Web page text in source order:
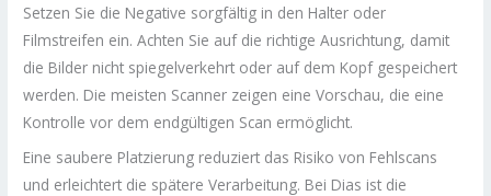
Setzen Sie die Negative sorgfältig in den Halter oder
Filmstreifen ein. Achten Sie auf die richtige Ausrichtung, damit
die Bilder nicht spiegelverkehrt oder auf dem Kopf gespeichert
werden. Die meisten Scanner zeigen eine Vorschau, die eine
Kontrolle vor dem endgültigen Scan ermöglicht.
Eine saubere Platzierung reduziert das Risiko von Fehlscans
und erleichtert die spätere Verarbeitung. Bei Dias ist die